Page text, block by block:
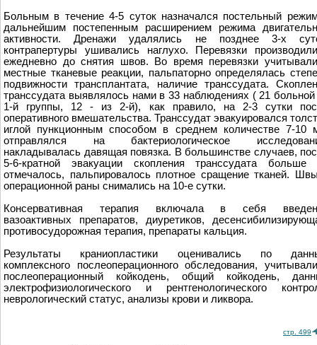
Больным в течение 4-5 суток назначался постельный
дальнейшим постепенным расширением режима
активности. Дренажи удалялись не позднее 3-х
контрапертуры ушивались наглухо. Перевязки
ежедневно до снятия швов. Во время перевязки
местные тканевые реакции, пальпаторно определялась
подвижности трансплантата, наличие транссудата.
транссудата выявлялось нами в 33 наблюдениях ( 21 больной
1-й группы, 12 - из 2-й), как правило, на 2-3 сутки
оперативного вмешательства. Транссудат эвакуировался
иглой пункционным способом в среднем количестве 7-10
отправлялся на бактериологическое
накладывалась давящая повязка. В большинстве случаев,
5-6-кратной эвакуации скопления транссудата больше
отмечалось, пальпировалось плотное сращение тканей.
операционной раны снимались на 10-е сутки.
Консервативная терапия включала в себя
вазоактивных препаратов, диуретиков,
противосудорожная терапия, препараты кальция.
Результаты краниопластики оценивались по
комплексного послеоперационного обследования,
послеоперационный койкодень, общий койкодень,
электрофизиологического и рентгенологического
неврологический статус, анализы крови и ликвора.
стр. 499